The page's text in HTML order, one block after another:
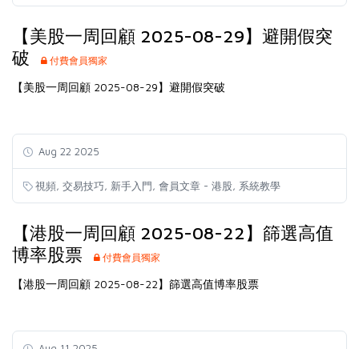
【美股一周回顧 2025-08-29】避開假突
破
付費會員獨家
【美股一周回顧 2025-08-29】避開假突破
Aug 22 2025
視頻 交易技巧 新手入門 會員文章 - 港股 系統教學
【港股一周回顧 2025-08-22】篩選高值
博率股票
付費會員獨家
【港股一周回顧 2025-08-22】篩選高值博率股票